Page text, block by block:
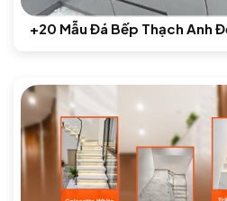
+20 Mẫu Đá Bếp Thạch Anh